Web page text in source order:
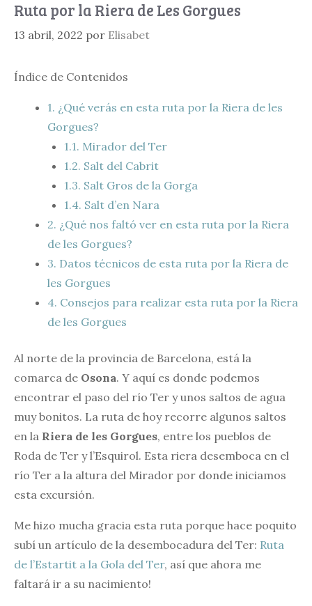
Ruta por la Riera de Les Gorgues
13 abril, 2022 por Elisabet
Índice de Contenidos
1. ¿Qué verás en esta ruta por la Riera de les
Gorgues?
1.1. Mirador del Ter
1.2. Salt del Cabrit
1.3. Salt Gros de la Gorga
1.4. Salt d’en Nara
2. ¿Qué nos faltó ver en esta ruta por la Riera
de les Gorgues?
3. Datos técnicos de esta ruta por la Riera de
les Gorgues
4. Consejos para realizar esta ruta por la Riera
de les Gorgues
Al norte de la provincia de Barcelona, está la
comarca de Osona. Y aquí es donde podemos
encontrar el paso del río Ter y unos saltos de agua
muy bonitos. La ruta de hoy recorre algunos saltos
en la Riera de les Gorgues, entre los pueblos de
Roda de Ter y l’Esquirol. Esta riera desemboca en el
río Ter a la altura del Mirador por donde iniciamos
esta excursión.
Me hizo mucha gracia esta ruta porque hace poquito
subí un artículo de la desembocadura del Ter: Ruta
de l’Estartit a la Gola del Ter, así que ahora me
faltará ir a su nacimiento!